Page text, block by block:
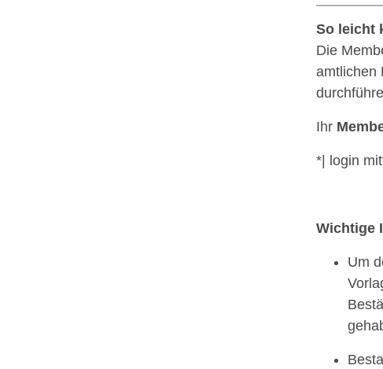
So leicht
Die
amtlichen
Ihr
*| login
Wichtige
Um